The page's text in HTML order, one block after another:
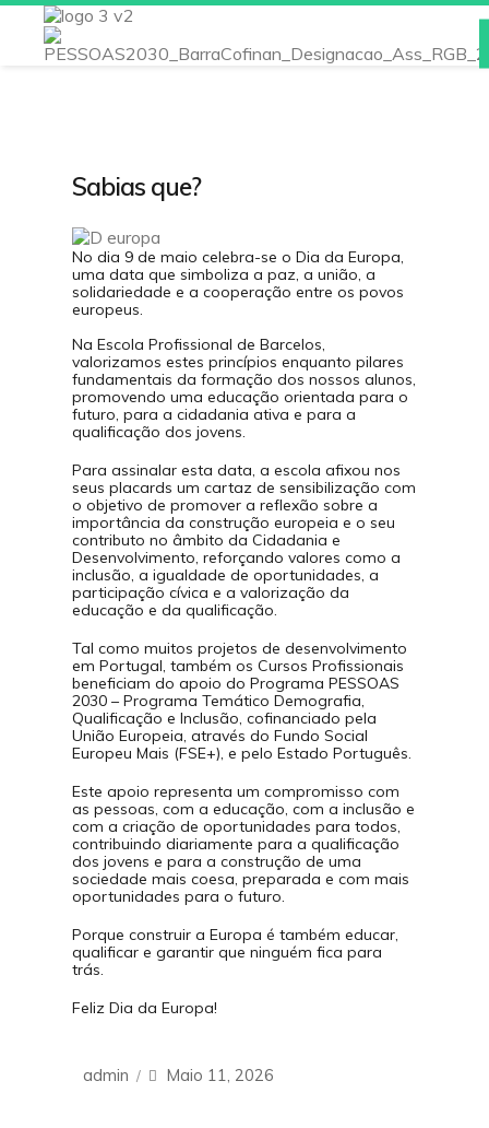
Noticias
Instalações
Atividades/Projetos
E-Schooling
Qualidade/EQAVET
Área do Professor
Financiamento
Contactos
Sabias que?
No dia 9 de maio celebra-se o Dia da Europa,
uma data que simboliza a paz, a união, a
solidariedade e a cooperação entre os povos
europeus.
Na Escola Profissional de Barcelos,
valorizamos estes princípios enquanto pilares
fundamentais da formação dos nossos alunos,
promovendo uma educação orientada para o
futuro, para a cidadania ativa e para a
qualificação dos jovens.
Para assinalar esta data, a escola afixou nos
seus placards um cartaz de sensibilização com
o objetivo de promover a reflexão sobre a
importância da construção europeia e o seu
contributo no âmbito da Cidadania e
Desenvolvimento, reforçando valores como a
inclusão, a igualdade de oportunidades, a
participação cívica e a valorização da
educação e da qualificação.
Tal como muitos projetos de desenvolvimento
em Portugal, também os Cursos Profissionais
beneficiam do apoio do Programa PESSOAS
2030 – Programa Temático Demografia,
Qualificação e Inclusão, cofinanciado pela
União Europeia, através do Fundo Social
Europeu Mais (FSE+), e pelo Estado Português.
Este apoio representa um compromisso com
as pessoas, com a educação, com a inclusão e
com a criação de oportunidades para todos,
contribuindo diariamente para a qualificação
dos jovens e para a construção de uma
sociedade mais coesa, preparada e com mais
oportunidades para o futuro.
Porque construir a Europa é também educar,
qualificar e garantir que ninguém fica para
trás.
Feliz Dia da Europa!
Author
admin
Posted
Maio 11, 2026